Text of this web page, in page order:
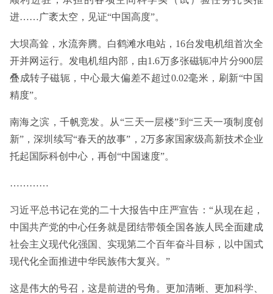
进……广袤太空，见证“中国高度”。
大坝高耸，水流奔腾。白鹤滩水电站，16台发电机组首次全
开并网运行。发电机组内部，由1.6万多张磁轭冲片分900层
叠成转子磁轭，中心最大偏差不超过0.02毫米，刷新“中国
精度”。
南海之滨，千帆竞发。从“三天一层楼”到“三天一项制度创
新”，深圳续写“春天的故事”，2万多家国家级高新技术企业
托起国际科创中心，再创“中国速度”。
…………
习近平总书记在党的二十大报告中庄严宣告：“从现在起，
中国共产党的中心任务就是团结带领全国各族人民全面建成
社会主义现代化强国、实现第二个百年奋斗目标，以中国式
现代化全面推进中华民族伟大复兴。”
这是伟大的号召，这是前进的号角。更加清晰、更加科学、